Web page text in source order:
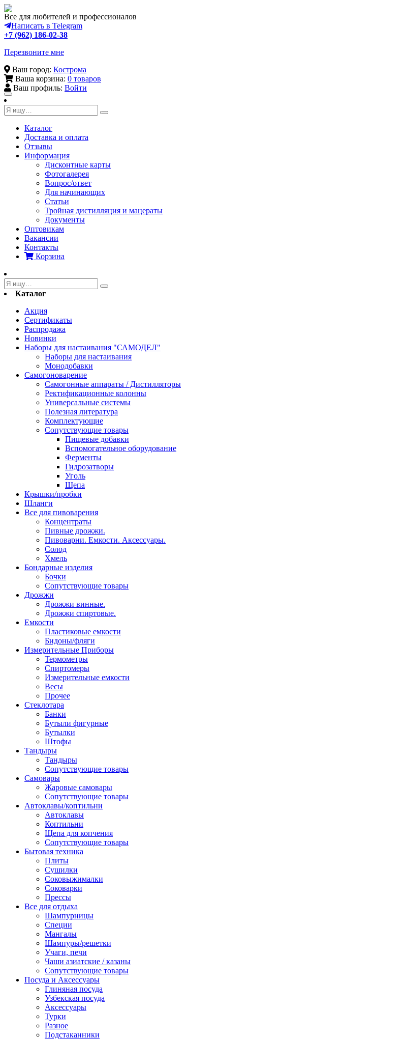
Все для любителей и профессионалов
Написать в Telegram
+7 (962) 186-02-38
Перезвоните мне
Ваш город: Кострома
Ваша корзина: 0 товаров
Ваш профиль: Войти
Toggle
navigation
Каталог
Доставка и оплата
Отзывы
Информация
Дисконтные карты
Фотогалерея
Вопрос/ответ
Для начинающих
Статьи
Тройная дистилляция и мацераты
Документы
Оптовикам
Вакансии
Контакты
Корзина
Каталог
Акция
Сертификаты
Распродажа
Новинки
Наборы для настаивания "САМОДЕЛ"
Наборы для настаивания
Монодобавки
Самогоноварение
Самогонные аппараты / Дистилляторы
Ректификационные колонны
Универсальные системы
Полезная литература
Комплектующие
Сопутствующие товары
Пищевые добавки
Вспомогательное оборудование
Ферменты
Гидрозатворы
Уголь
Щепа
Крышки/пробки
Шланги
Все для пивоварения
Концентраты
Пивные дрожжи.
Пивоварни. Емкости. Аксессуары.
Солод
Хмель
Бондарные изделия
Бочки
Сопутствующие товары
Дрожжи
Дрожжи винные.
Дрожжи спиртовые.
Емкости
Пластиковые емкости
Бидоны/фляги
Измерительные Приборы
Термометры
Спиртомеры
Измерительные емкости
Весы
Прочее
Стеклотара
Банки
Бутыли фигурные
Бутылки
Штофы
Тандыры
Тандыры
Сопутствующие товары
Самовары
Жаровые самовары
Сопутствующие товары
Автоклавы/коптильни
Автоклавы
Коптильни
Щепа для копчения
Сопутствующие товары
Бытовая техника
Плиты
Сушилки
Соковыжималки
Соковарки
Прессы
Все для отдыха
Шампурницы
Специи
Мангалы
Шампуры/решетки
Учаги, печи
Чаши азиатские / казаны
Сопутствующие товары
Посуда и Аксессуары
Глиняная посуда
Узбекская посуда
Аксессуары
Турки
Разное
Подстаканники